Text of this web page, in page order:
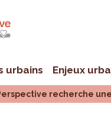
urbains Enjeux
recherche